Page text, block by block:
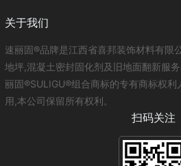
关于我们
速丽固®品牌是江西省喜邦装饰材料有限
地坪,混凝土密封固化剂及旧地面翻新服
丽固®SULIGU®组合商标的专有商标权利
用,本公司保留所有权利。
扫码关注